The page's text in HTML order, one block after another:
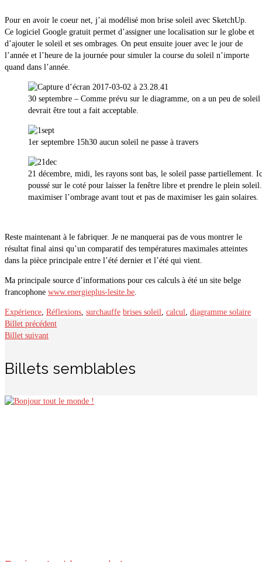
Pour en avoir le coeur net, j’ai modélisé mon brise soleil avec SketchUp.
Ce logiciel Google gratuit permet d’assigner une localisation sur le globe et
d’ajouter le soleil et ses ombrages. On peut ensuite jouer avec le jour de
l’année et l’heure de la journée pour simuler la course du soleil n’importe
quand dans l’année.
30 septembre – Comme prévu sur le diagramme, on a un peu de
devrait être tout a fait acceptable.
1er septembre 15h30 aucun soleil ne passe à travers
21 décembre, midi, les rayons sont bas, le soleil passe partiellement.
poussé sur le coté pour laisser la fenêtre libre et prendre le plein
maximiser l’ombrage avant tout et pas de maximiser les gain solaires.
Reste maintenant à le fabriquer. Je ne manquerai pas de vous montrer le
résultat final ainsi qu’un comparatif des températures maximales atteintes
dans la pièce principale entre l’été dernier et l’été qui vient.
Ma principale source d’informations pour ces calculs à été un site belge
francophone www.energieplus-lesite.be
Expérience Réflexions surchauffe brises soleil calcul diagramme solaire
Billet précédent
Billet suivant
Billets semblables